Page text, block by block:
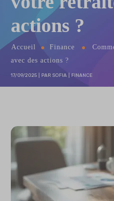
actions ?
Accueil Finance
avec des actions ?
17/09/2025 PAR SOFIA FINANCE